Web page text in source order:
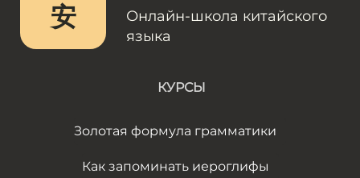
安
Онлайн-школа китайского
языка
КУРСЫ
Золотая формула грамматики
Как запоминать иероглифы